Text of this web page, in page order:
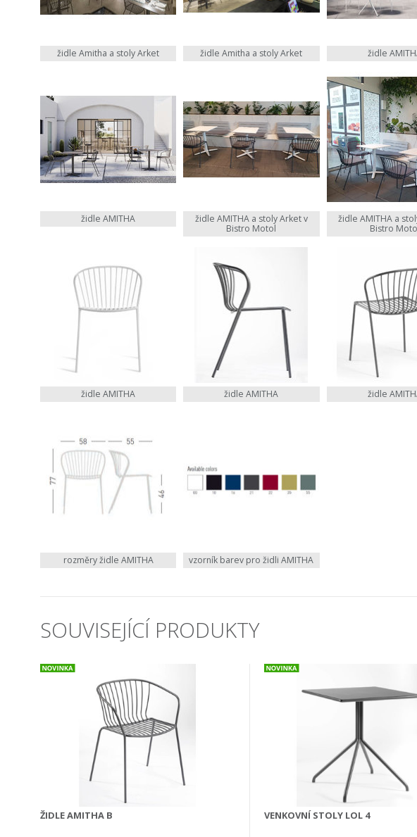
židle Amitha a stoly Arket židle Amitha a stoly Arket židle
židle AMITHA
židle AMITHA a stoly Arket v
Bistro Motol
židle AMITHA a
Bistro
židle AMITHA židle AMITHA židle
rozměry židle AMITHA vzorník barev pro židli AMITHA
SOUVISEJÍCÍ PRODUKTY
ŽIDLE AMITHA B VENKOVNÍ STOLY LOL 4